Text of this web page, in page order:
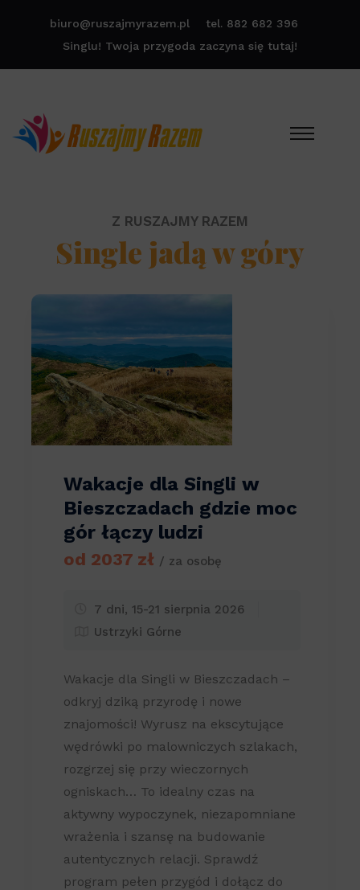
biuro@ruszajmyrazem.pl
tel. 882 682 396
Singlu! Twoja przygoda zaczyna się tutaj!
Z RUSZAJMY RAZEM
Single jadą w góry
Wakacje dla Singli w
Bieszczadach gdzie moc
gór łączy ludzi
od 2037 zł / za osobę
7 dni, 15-21 sierpnia 2026
Ustrzyki Górne
Wakacje dla Singli w Bieszczadach –
odkryj dziką przyrodę i nowe
znajomości! Wyrusz na ekscytujące
wędrówki po malowniczych szlakach,
rozgrzej się przy wieczornych
ogniskach… To idealny czas na
aktywny wypoczynek, niezapomniane
wrażenia i szansę na budowanie
autentycznych relacji. Sprawdź
program pełen przygód i dołącz do